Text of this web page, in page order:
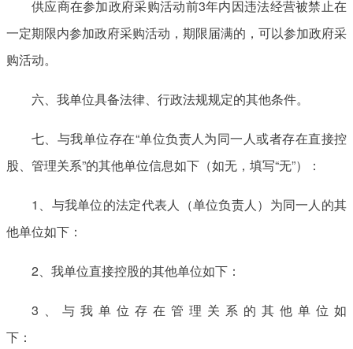
供应商在参加政府采购活动前3年内因违法经营被禁止在
一定期限内参加政府采购活动，期限届满的，可以参加政府采
购活动。
六、我单位具备法律、行政法规规定的其他条件。
七、与我单位存在“单位负责人为同一人或者存在直接控
股、管理关系”的其他单位信息如下（如无，填写“无”）：
1、与我单位的法定代表人（单位负责人）为同一人的其
他单位如下：
2、我单位直接控股的其他单位如下：
3、与我单位存在管理关系的其他单位如
下：